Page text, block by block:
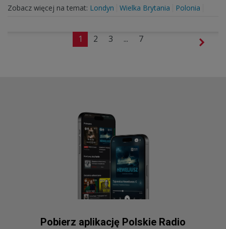
Zobacz więcej na temat: Londyn Wielka Brytania Polonia
1 2 3 ... 7
Pobierz aplikację Polskie Radio